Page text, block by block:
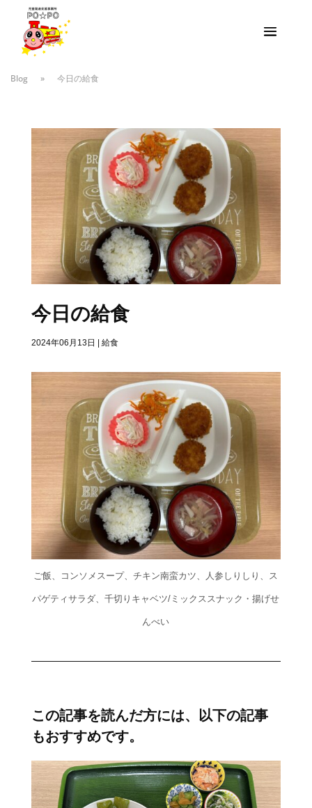
Blog » 今日の給食
今日の給食
2024年06月13日 給食
ご飯、コンソメスープ、チキン南蛮カツ、人参しりしり、ス
パゲティサラダ、千切りキャベツ/ミックススナック・揚げせ
んべい
この記事を読んだ方には、以下の記事
もおすすめです。